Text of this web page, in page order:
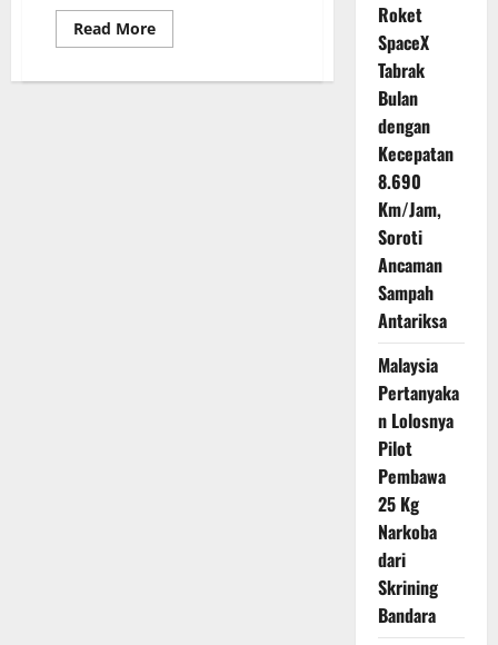
Read MoreRead
more
Mall
Roket
SpaceX
Tabrak
Bulan
dengan
Kecepatan
8.690
Km/Jam,
Soroti
Ancaman
Sampah
Antariksa
Malaysia
Pertanyaka
n Lolosnya
Pilot
Pembawa
25 Kg
Narkoba
dari
Skrining
Bandara